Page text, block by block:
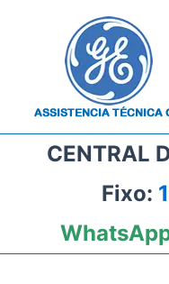
CENTRAL
Fixo: